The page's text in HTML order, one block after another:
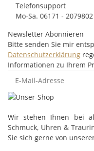
Telefonsupport
Mo-Sa. 06171 - 2079802
Newsletter Abonnieren
Bitte senden Sie mir
Datenschutzerklärung
Informationen zu Ihrem
Wir stehen Ihnen bei
Schmuck, Uhren &
Sie sich gerne von